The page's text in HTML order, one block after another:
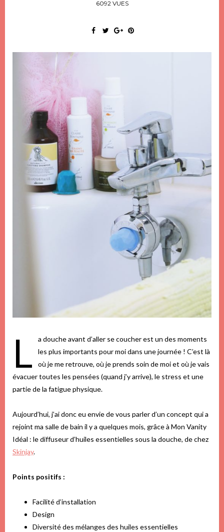
6092 VUES
L
a douche avant d’aller se coucher est un des moments
les plus importants pour moi dans une journée ! C’est là
où je me retrouve, où je prends soin de moi et où je vais
évacuer toutes les pensées (quand j’y arrive), le stress et une
partie de la fatigue physique.
Aujourd’hui, j’ai donc eu envie de vous parler d’un concept qui a
rejoint ma salle de bain il y a quelques mois, grâce à Mon Vanity
Idéal : le diffuseur d’huiles essentielles sous la douche, de chez
Skinjay.
Points positifs :
Facilité d’installation
Design
Diversité des mélanges des huiles essentielles